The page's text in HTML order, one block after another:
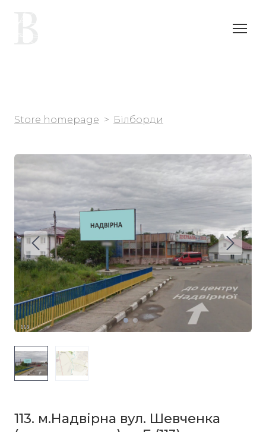
Store homepage Білборди
113. м.Надвірна вул. Шевченка